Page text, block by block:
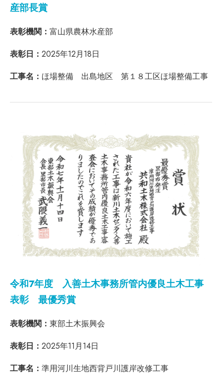
産部長賞
表彰機関： 富山県農林水産部
表彰日： 2025年12月18日
工事名： ほ場整備 出島地区 第１８工区ほ場整備工事
令和7年度 入善土木事務所管内優良土木工事
表彰 最優秀賞
表彰機関： 東部土木振興会
表彰日： 2025年11月14日
工事名： 準用河川生地西背戸川護岸改修工事